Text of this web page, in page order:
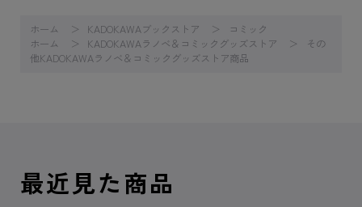
ホーム KADOKAWAブックストア
コミック
ホーム
KADOKAWAラノベ＆コミックグッズストア
その
他KADOKAWAラノベ＆コミックグッズストア商品
最近見た商品